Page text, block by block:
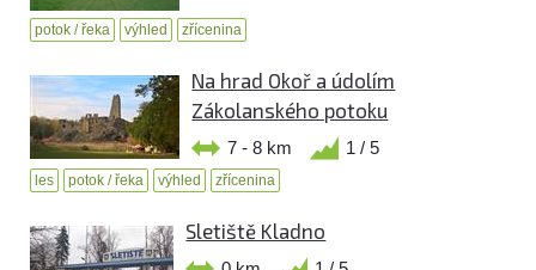
potok / řeka výhled zřícenina
Na hrad Okoř a údolím
Zákolanského potoku
7 - 8 km 1 / 5
les potok / řeka výhled zřícenina
Sletiště Kladno